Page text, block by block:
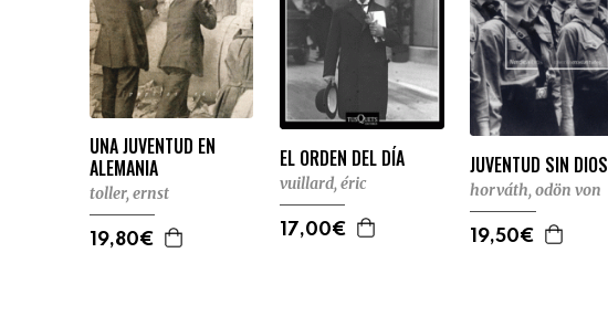
UNA JUVENTUD EN
ALEMANIA
toller, ernst
19,80€
EL ORDEN DEL DÍA
vuillard, éric
17,00€
JUVENTUD SIN DIOS
horváth, odön von
19,50€